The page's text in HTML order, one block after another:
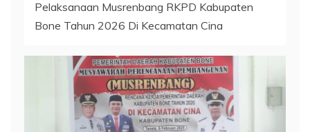
Pelaksanaan Musrenbang RKPD Kabupaten
Bone Tahun 2026 Di Kecamatan Cina